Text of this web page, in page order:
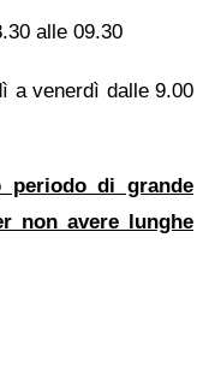
alle 09.30
a venerdì dalle 9.00
periodo di grande
non avere lunghe